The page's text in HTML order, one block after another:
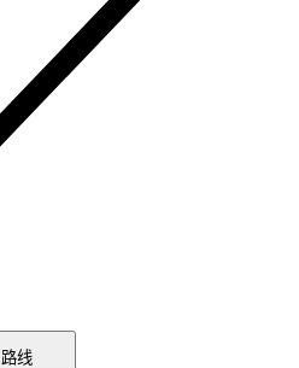
路线